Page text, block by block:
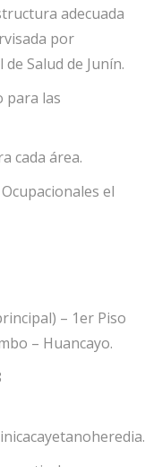
adecuada
por
Salud de Junín.
para las
cada área.
el
– 1er Piso
– Huancayo.